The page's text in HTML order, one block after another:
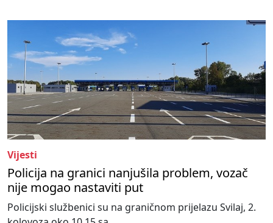
Vijesti
Policija na granici nanjušila problem, vozač
nije mogao nastaviti put
Policijski službenici su na graničnom prijelazu Svilaj, 2.